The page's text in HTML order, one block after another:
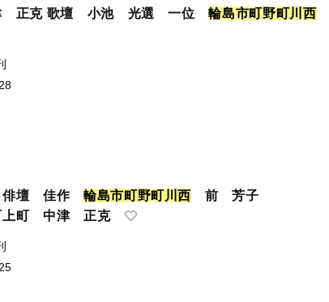
正克 歌壇 小池 光選 一位輪島市町野町川 西
俳壇 佳作 輪島市町野町川西 前 芳子
町 中津 正克